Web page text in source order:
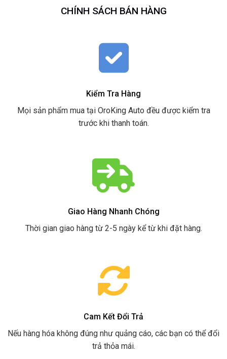
CHÍNH SÁCH BÁN HÀNG
Kiểm Tra Hàng
Mọi sản phẩm mua tại OroKing Auto đều được kiểm tra
trước khi thanh toán.
Giao Hàng Nhanh Chóng
Thời gian giao hàng từ 2-5 ngày kể từ khi đặt hàng.
Cam Kết Đổi Trả
Nếu hàng hóa không đúng như quảng cáo, các bạn có thể đổi
trả thỏa mái.